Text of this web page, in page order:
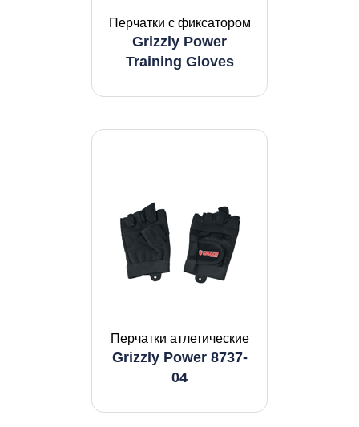
Перчатки с фиксатором
Grizzly Power
Training Gloves
Перчатки атлетические
Grizzly Power 8737-
04